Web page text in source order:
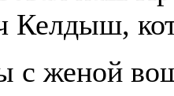
Келдыш,
с женой